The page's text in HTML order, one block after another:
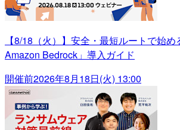
【8/18（火）】安全・最短ルートで始
Amazon Bedrock」導入ガイド
開催前2026年8月18日(火) 13:00